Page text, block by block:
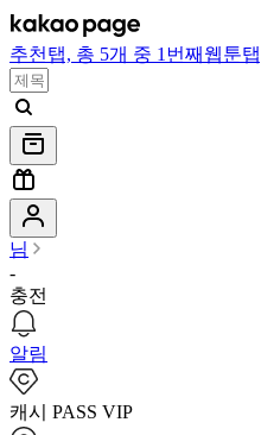
추천 탭, 총 5개 중 1번째 웹툰
님
-
충전
알림
캐시 PASS VIP